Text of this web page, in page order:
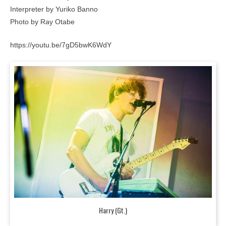
Interpreter by Yuriko Banno
Photo by Ray Otabe
https://youtu.be/7gD5bwK6WdY
Harry (Gt.)